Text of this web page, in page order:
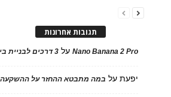
תגובות אחרונות
Nano Banana 2 Proעל 3 דרכים לבניית ביטחון עצמי של עובדים
יפעתעל במה מתבטא ההחזר על